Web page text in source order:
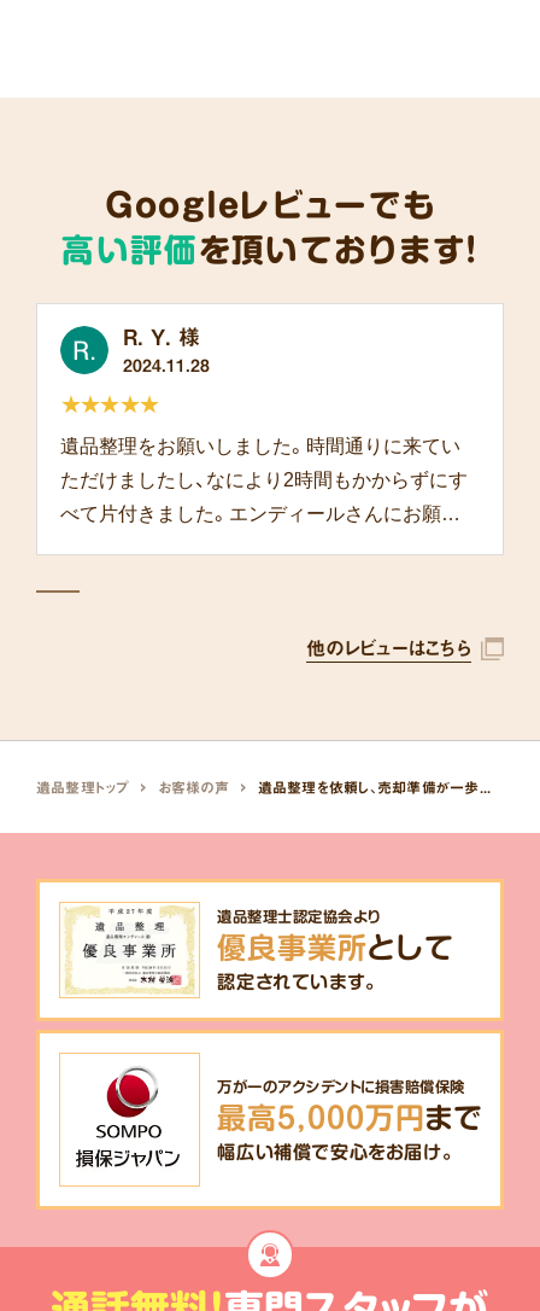
Googleレビューでも
高い評価を頂いております!
R. Y. 様
2024.11.28
遺品整理をお願いしました。時間通りに来てい
ただけましたし、なにより2時間もかからずにす
べて片付きました。エンディールさんにお願い
★★★★★
他のレビューはこちら
遺品整理トップ お客様の声
遺品整理士認定協会より
優良事業所として
認定されています。
万が一のアクシデントに損害賠償保険
最高5,000万円まで
幅広い補償で安心をお届け。